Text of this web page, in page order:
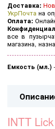
Доставка:
УкрПочта на
Оплата:
все в
магазина,
Емкость (мл.) -
INTT